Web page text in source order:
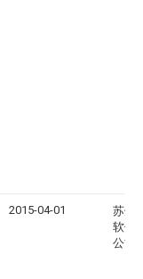
2015-04-01
苏州
软件
公司